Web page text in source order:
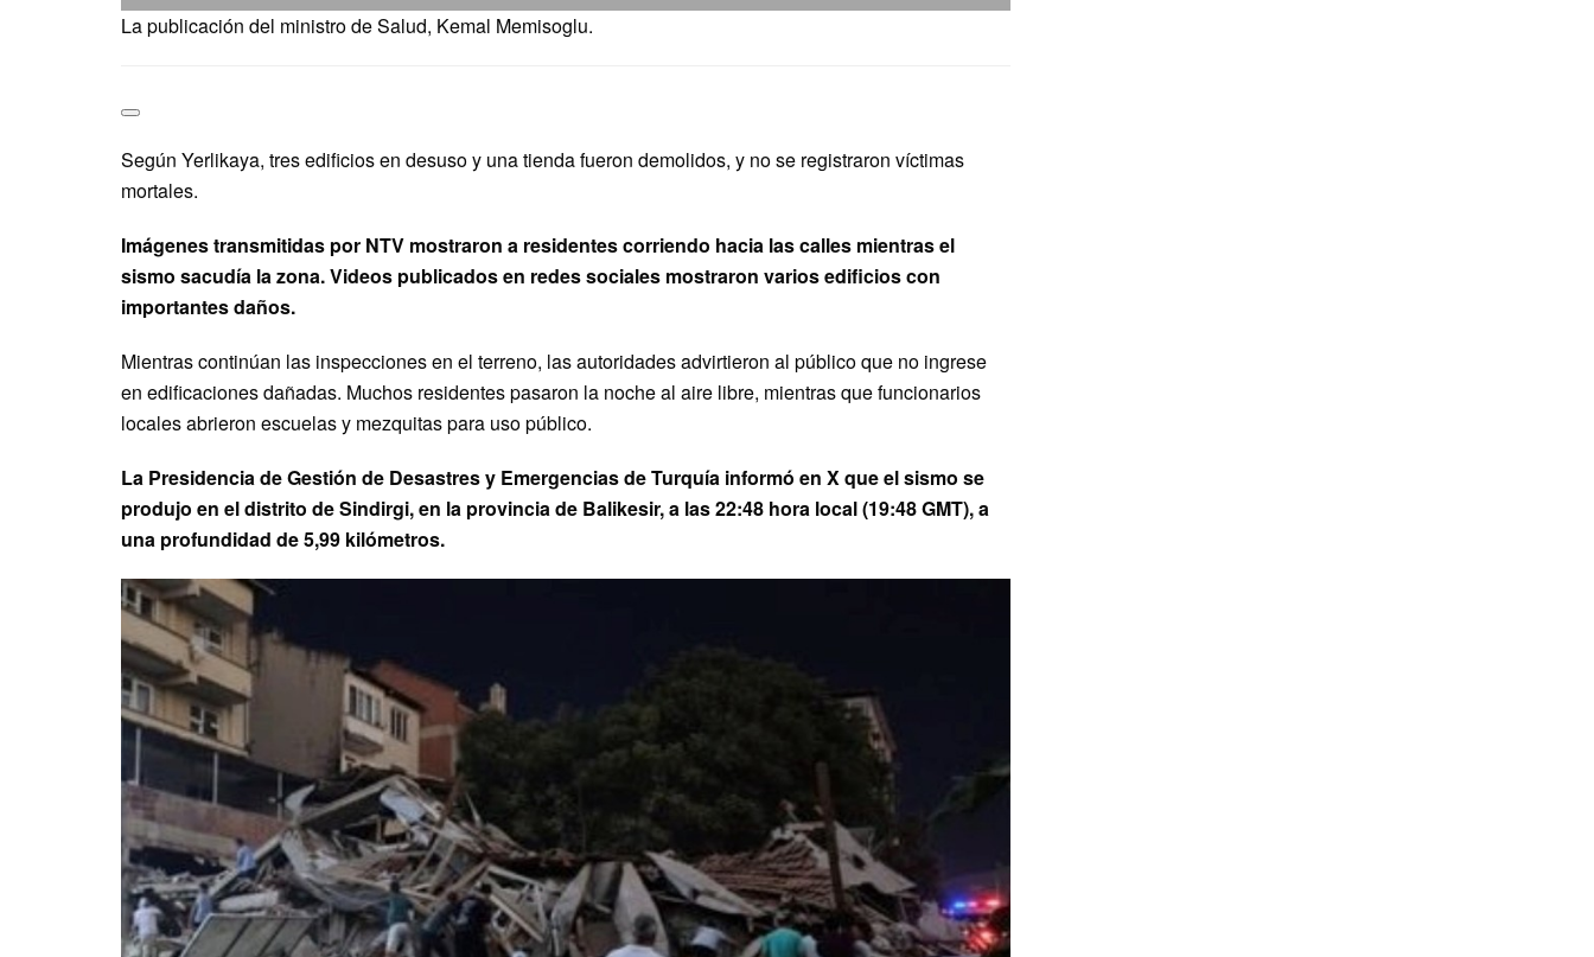
La publicación del ministro de Salud, Kemal Memisoglu.
Según Yerlikaya, tres edificios en desuso y una tienda fueron demolidos, y no se registraron víctimas
mortales.
Imágenes transmitidas por NTV mostraron a residentes corriendo hacia las calles mientras el
sismo sacudía la zona. Videos publicados en redes sociales mostraron varios edificios con
importantes daños.
Mientras continúan las inspecciones en el terreno, las autoridades advirtieron al público que no ingrese
en edificaciones dañadas. Muchos residentes pasaron la noche al aire libre, mientras que funcionarios
locales abrieron escuelas y mezquitas para uso público.
La Presidencia de Gestión de Desastres y Emergencias de Turquía informó en X que el sismo se
produjo en el distrito de Sindirgi, en la provincia de Balikesir, a las 22:48 hora local (19:48 GMT), a
una profundidad de 5,99 kilómetros.